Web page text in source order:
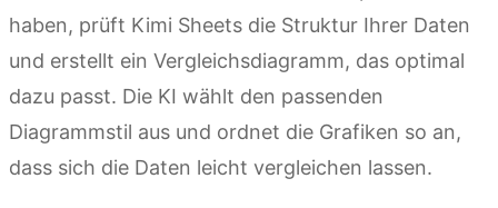
haben, prüft Kimi Sheets die Struktur Ihrer Daten
und erstellt ein Vergleichsdiagramm, das optimal
dazu passt. Die KI wählt den passenden
Diagrammstil aus und ordnet die Grafiken so an,
dass sich die Daten leicht vergleichen lassen.